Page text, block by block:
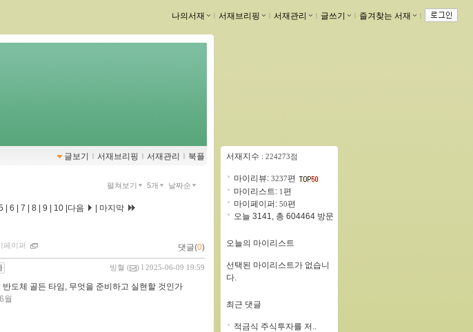
나의서재 서재브리핑 서재관리 글쓰기 즐겨찾는 서재
글보기 ｌ 서재브리핑 ｌ 서재관리 ｌ 북플
펼쳐보기 5개 날짜순
6 7 8 9 10 다음 마지막
페이퍼 댓글(0)
빙혈 ( ) l 2025-06-09 19:59
반도체 골든 타임, 무엇을 준비하고 실현할 것인가
월
서재지수 : 224273점
마이리뷰: 3237편
마이리스트: 1편
마이페이퍼: 50편
오늘 3141, 총 604464 방문
오늘의 마이리스트
선택된 마이리스트가 없습니
다.
최근 댓글
적금식 주식투자를 저..